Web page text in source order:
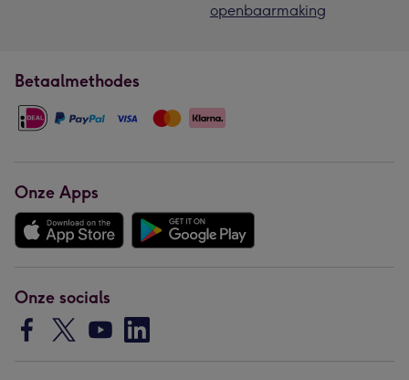
openbaarmaking
Betaalmethodes
Onze Apps
Onze socials